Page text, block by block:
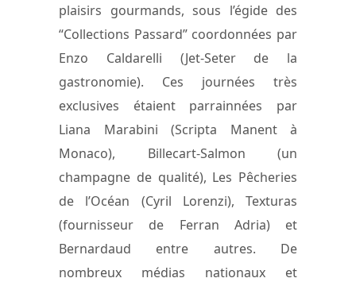
plaisirs gourmands, sous l’égide des
“Collections Passard” coordonnées par
Enzo Caldarelli (Jet-Seter de la
gastronomie). Ces journées très
exclusives étaient parrainnées par
Liana Marabini (Scripta Manent à
Monaco), Billecart-Salmon (un
champagne de qualité), Les Pêcheries
de l’Océan (Cyril Lorenzi), Texturas
(fournisseur de Ferran Adria) et
Bernardaud entre autres. De
nombreux médias nationaux et